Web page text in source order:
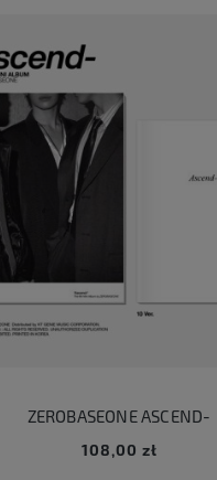
ZEROBASEONE ASCEND-
108,00 zł